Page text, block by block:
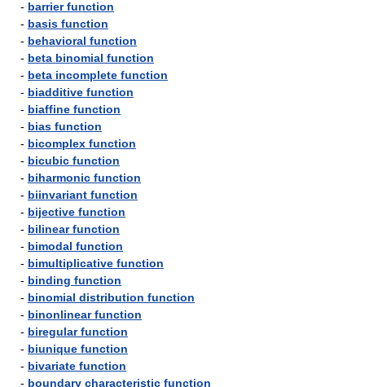
- barrier function
- basis function
- behavioral function
- beta binomial function
- beta incomplete function
- biadditive function
- biaffine function
- bias function
- bicomplex function
- bicubic function
- biharmonic function
- biinvariant function
- bijective function
- bilinear function
- bimodal function
- bimultiplicative function
- binding function
- binomial distribution function
- binonlinear function
- biregular function
- biunique function
- bivariate function
- boundary characteristic function